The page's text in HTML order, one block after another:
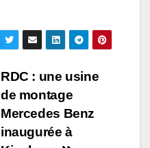
RDC : une usine
de montage
Mercedes Benz
inaugurée à